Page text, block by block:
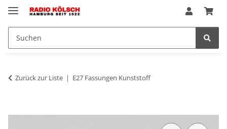
Zurück zur Liste E27 Fassungen Kunststoff